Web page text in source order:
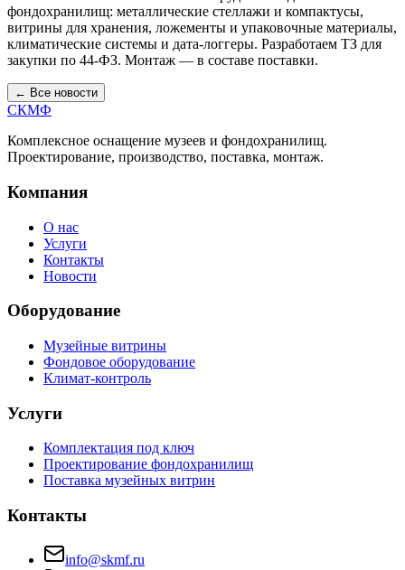
фондохранилищ: металлические стеллажи и компактусы,
витрины для хранения, ложементы и упаковочные материалы,
климатические системы и дата-логгеры. Разработаем ТЗ для
закупки по 44-ФЗ. Монтаж — в составе поставки.
← Все новости
СКМФ
Комплексное оснащение музеев и фондохранилищ.
Проектирование, производство, поставка, монтаж.
Компания
О нас
Услуги
Контакты
Новости
Оборудование
Музейные витрины
Фондовое оборудование
Климат-контроль
Услуги
Комплектация под ключ
Проектирование фондохранилищ
Поставка музейных витрин
Контакты
info@skmf.ru